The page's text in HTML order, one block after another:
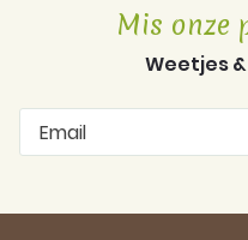
Mis onze
Weetjes